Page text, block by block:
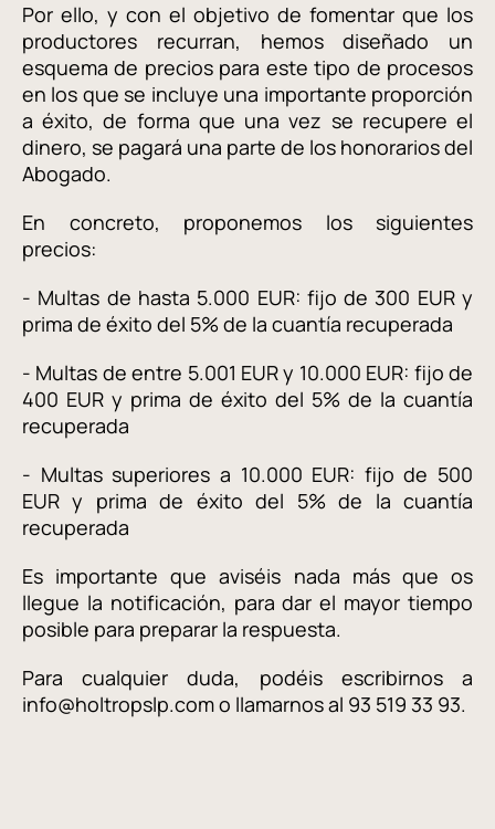
Por ello, y con el objetivo de fomentar que los
productores recurran, hemos diseñado un
esquema de precios para este tipo de procesos
en los que se incluye una importante proporción
a éxito, de forma que una vez se recupere el
dinero, se pagará una parte de los honorarios del
Abogado.
En concreto, proponemos los siguientes
precios:
- Multas de hasta 5.000 EUR: fijo de 300 EUR y
prima de éxito del 5% de la cuantía recuperada
- Multas de entre 5.001 EUR y 10.000 EUR: fijo de
400 EUR y prima de éxito del 5% de la cuantía
recuperada
- Multas superiores a 10.000 EUR: fijo de 500
EUR y prima de éxito del 5% de la cuantía
recuperada
Es importante que aviséis nada más que os
llegue la notificación, para dar el mayor tiempo
posible para preparar la respuesta.
Para cualquier duda, podéis escribirnos a
info@holtropslp.com o llamarnos al 93 519 33 93.